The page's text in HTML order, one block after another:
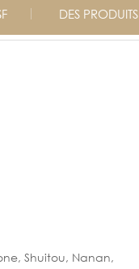
DES PRODUITS
Shuitou, Nanan,